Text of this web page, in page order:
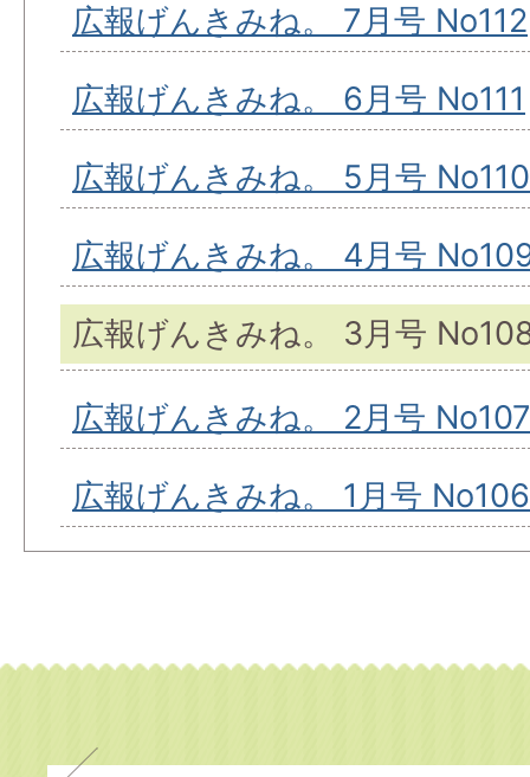
広報げんきみね。 7月号 No112
広報げんきみね。 6月号 No111
広報げんきみね。 5月号 No110
広報げんきみね。 4月号
広報げんきみね。 3月号
広報げんきみね。 2月号 No107
広報げんきみね。 1月号 No106